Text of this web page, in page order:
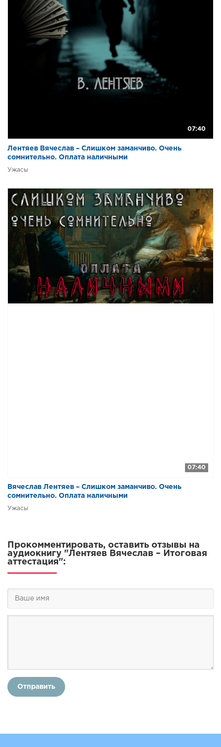
07:40
Лентяев Вячеслав – Слишком заманчиво. Очень
сомнительно. Оплата наличными
Ужасы
07:40
Вячеслав Лентяев – Слишком заманчиво. Очень
сомнительно. Оплата наличными
Ужасы
Прокомментировать, оставить отзывы на
аудиокнигу "Лентяев Вячеслав – Итоговая
аттестация":
Отправить